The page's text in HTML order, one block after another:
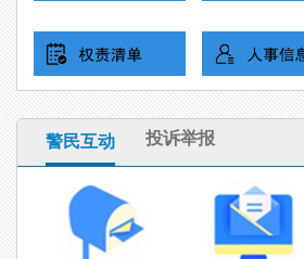
警民互动 投诉举报